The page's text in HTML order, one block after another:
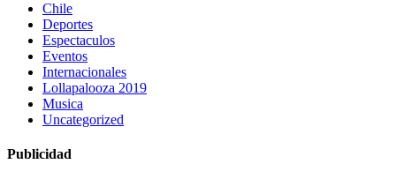
Chile
Deportes
Espectaculos
Eventos
Internacionales
Lollapalooza 2019
Musica
Uncategorized
Publicidad